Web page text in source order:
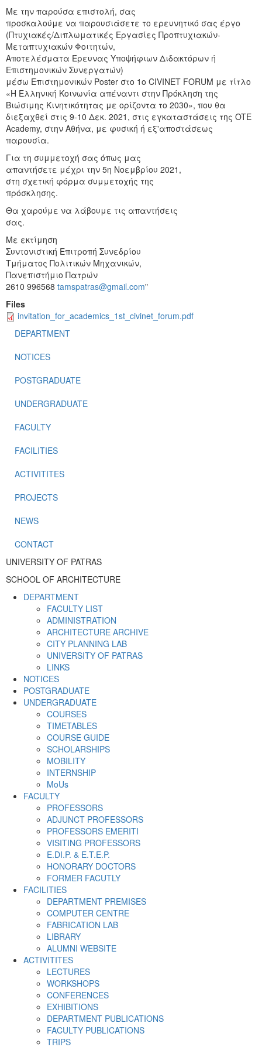
Με την παρούσα επιστολή, σας
προσκαλούμε να παρουσιάσετε το ερευνητικό σας έργο
(Πτυχιακές/Διπλωματικές Εργασίες Προπτυχιακών-
Μεταπτυχιακών Φοιτητών,
Αποτελέσματα Έρευνας Υποψήφιων Διδακτόρων ή
Επιστημονικών Συνεργατών)
μέσω Επιστημονικών Poster στο 1ο CIVINET FORUM με τίτλο
«Η Ελληνική Κοινωνία απέναντι στην Πρόκληση της
Βιώσιμης Κινητικότητας με ορίζοντα το 2030», που θα
διεξαχθεί στις 9-10 Δεκ. 2021, στις εγκαταστάσεις της OTE
Academy, στην Αθήνα, με φυσική ή εξ'αποστάσεως
παρουσία.
Για τη συμμετοχή σας όπως μας
απαντήσετε μέχρι την 5η Νοεμβρίου 2021,
στη σχετική φόρμα συμμετοχής της
πρόσκλησης.
Θα χαρούμε να λάβουμε τις απαντήσεις
σας.
Με εκτίμηση
Συντονιστική Επιτροπή Συνεδρίου
Τμήματος Πολιτικών Μηχανικών,
Πανεπιστήμιο Πατρών
2610 996568 tamspatras@gmail.com"
Files
invitation_for_academics_1st_civinet_forum.pdf
DEPARTMENT
NOTICES
POSTGRADUATE
UNDERGRADUATE
FACULTY
FACILITIES
ACTIVITITES
PROJECTS
NEWS
CONTACT
UNIVERSITY OF PATRAS
SCHOOL OF ARCHITECTURE
DEPARTMENT
FACULTY LIST
ADMINISTRATION
ARCHITECTURE ARCHIVE
CITY PLANNING LAB
UNIVERSITY OF PATRAS
LINKS
NOTICES
POSTGRADUATE
UNDERGRADUATE
COURSES
TIMETABLES
COURSE GUIDE
SCHOLARSHIPS
MOBILITY
INTERNSHIP
MoUs
FACULTY
PROFESSORS
ADJUNCT PROFESSORS
PROFESSORS EMERITI
VISITING PROFESSORS
E.DI.P. & E.T.E.P.
HONORARY DOCTORS
FORMER FACUTLY
FACILITIES
DEPARTMENT PREMISES
COMPUTER CENTRE
FABRICATION LAB
LIBRARY
ALUMNI WEBSITE
ACTIVITITES
LECTURES
WORKSHOPS
CONFERENCES
EXHIBITIONS
DEPARTMENT PUBLICATIONS
FACULTY PUBLICATIONS
TRIPS